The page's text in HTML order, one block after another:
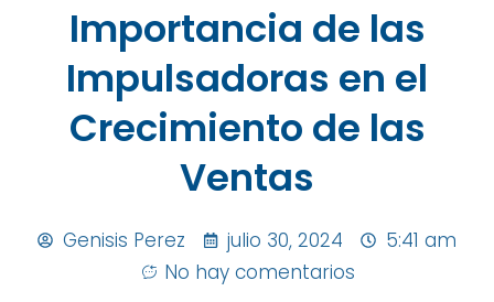
Importancia de las
Impulsadoras en el
Crecimiento de las
Ventas
Genisis Perez julio 30, 2024
5:41 am
No hay comentarios